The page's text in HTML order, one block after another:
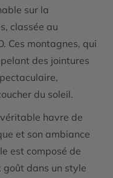
sur la
classée au
Ces montagnes, qui
des jointures
du soleil.
havre de
et son ambiance
est composé de
goût dans un style